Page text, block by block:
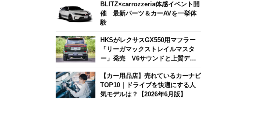
BLITZ×carrozzeria体感イベント開
催 最新パーツ＆カーAVを一挙体
験
HKSがレクサスGX550用マフラー
「リーガマックストレイルマスタ
ー」発売 V6サウンドと上質デザ
インを両立
【カー用品店】売れているカーナビ
TOP10｜ドライブを快適にする人
気モデルは？【2026年6月版】